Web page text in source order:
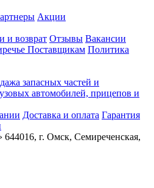
Акции
и возврат Отзывы Вакансии
Поставщикам Политика
запасных частей и
автомобилей, прицепов и
Доставка и оплата Гарантия
644016, г. Омск, Семиреченская,